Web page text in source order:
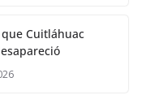
Cuitláhuac